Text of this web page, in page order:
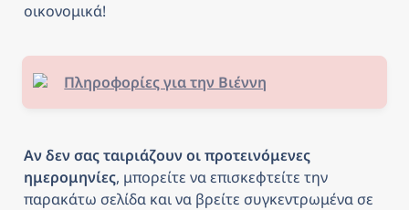
οικονομικά!
Πληροφορίες για την Βιέννη
Αν δεν σας ταιριάζουν οι προτεινόμενες
ημερομηνίες, μπορείτε να επισκεφτείτε την
παρακάτω σελίδα και να βρείτε συγκεντρωμένα σε